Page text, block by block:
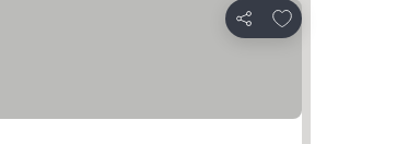
Partilhar
Adicionar aos